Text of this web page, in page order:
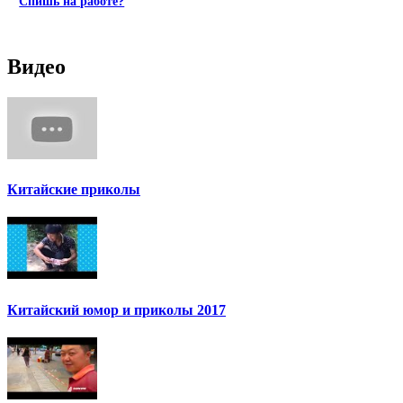
Видео
Китайские приколы
Китайский юмор и приколы 2017